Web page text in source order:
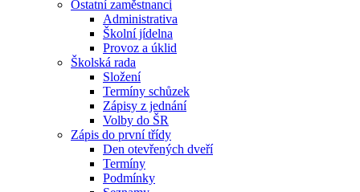
Ostatní zaměstnanci
Administrativa
Školní jídelna
Provoz a úklid
Školská rada
Složení
Termíny schůzek
Zápisy z jednání
Volby do ŠR
Zápis do první třídy
Den otevřených dveří
Termíny
Podmínky